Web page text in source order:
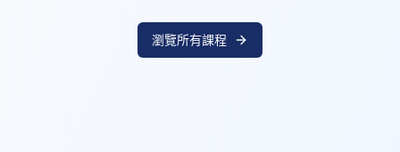
瀏覽所有課程